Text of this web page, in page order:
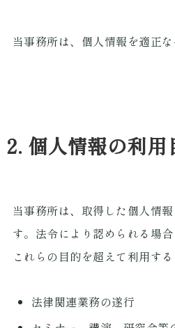
当事務所は、個人情報を適正
2. 個人情報の利用
当事務所は、取得した個人情
す。法令により認められる場
これらの目的を超えて利用する
法律関連業務の遂行